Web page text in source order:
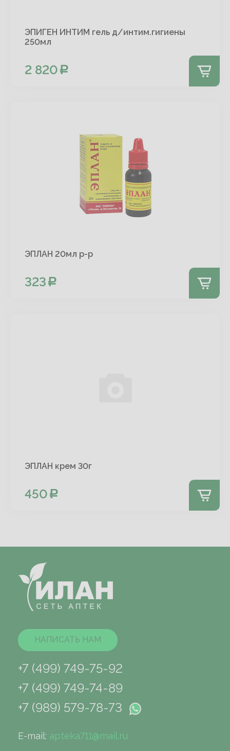
ЭПИГЕН ИНТИМ гель д/интим.гигиены
250мл
2 820
ЭПЛАН 20мл р-р
323
ЭПЛАН крем 30г
450
НАПИСАТЬ НАМ
+7 (499) 749-75-92
+7 (499) 749-74-89
+7 (989) 579-78-73
E-mail: apteka711@mail.ru